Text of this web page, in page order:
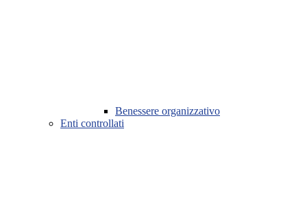
Benessere organizzativo
Enti controllati